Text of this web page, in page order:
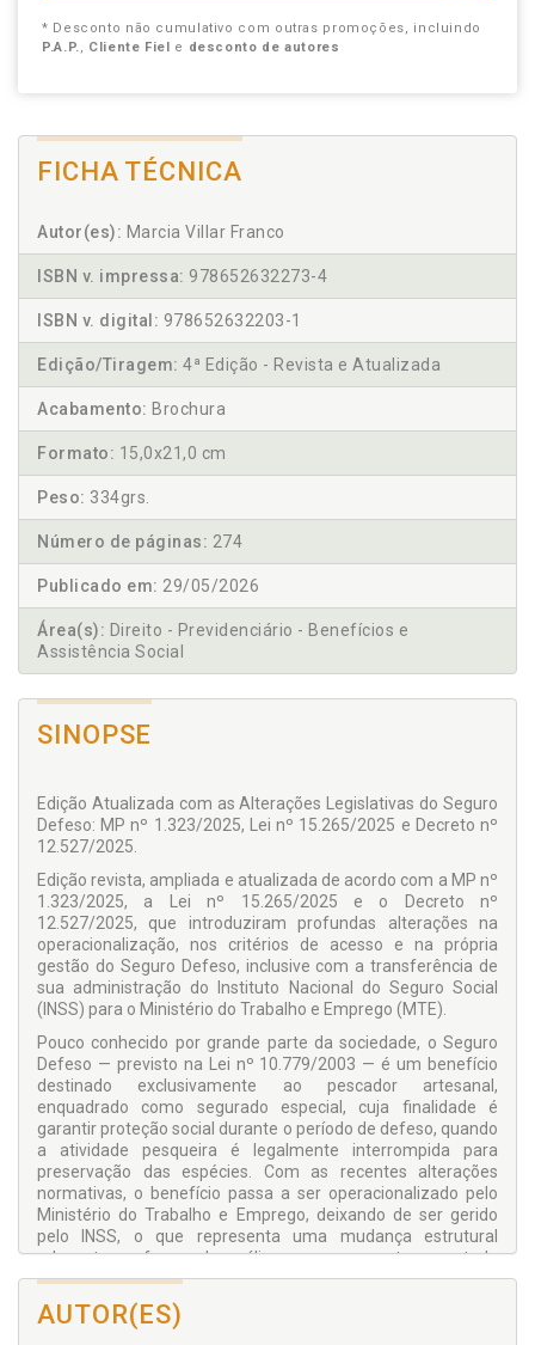
* Desconto não cumulativo com outras promoções, incluindo
P.A.P., Cliente Fiel e desconto de autores
FICHA TÉCNICA
Autor(es): Marcia Villar Franco
ISBN v. impressa: 978652632273-4
ISBN v. digital: 978652632203-1
Edição/Tiragem: 4ª Edição - Revista e Atualizada
Acabamento: Brochura
Formato: 15,0x21,0 cm
Peso: 334grs.
Número de páginas: 274
Publicado em: 29/05/2026
Área(s): Direito - Previdenciário - Benefícios e
Assistência Social
SINOPSE
Edição Atualizada com as Alterações Legislativas do Seguro
Defeso: MP nº 1.323/2025, Lei nº 15.265/2025 e Decreto nº
12.527/2025.
Edição revista, ampliada e atualizada de acordo com a MP nº
1.323/2025, a Lei nº 15.265/2025 e o Decreto nº
12.527/2025, que introduziram profundas alterações na
operacionalização, nos critérios de acesso e na própria
gestão do Seguro Defeso, inclusive com a transferência de
sua administração do Instituto Nacional do Seguro Social
(INSS) para o Ministério do Trabalho e Emprego (MTE).
Pouco conhecido por grande parte da sociedade, o Seguro
Defeso — previsto na Lei nº 10.779/2003 — é um benefício
destinado exclusivamente ao pescador artesanal,
enquadrado como segurado especial, cuja finalidade é
garantir proteção social durante o período de defeso, quando
a atividade pesqueira é legalmente interrompida para
preservação das espécies. Com as recentes alterações
normativas, o benefício passa a ser operacionalizado pelo
Ministério do Trabalho e Emprego, deixando de ser gerido
pelo INSS, o que representa uma mudança estrutural
relevante na forma de análise, processamento e controle
dos requerimentos.
Ao longo desta obra, será detalhado como se dá a análise
dos pedidos de concessão do Seguro Defeso nesse novo
AUTOR(ES)